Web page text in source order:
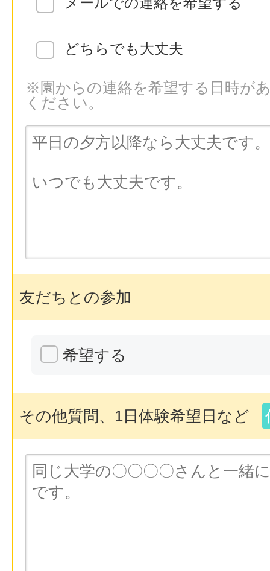
どちらでも大丈夫
※園からの連絡を希望する日時が
ください。
友だちとの参加
希望する
その他質問、1日体験希望日など